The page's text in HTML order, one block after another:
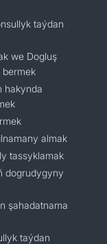
taýdan
we Dogluş
hakynda
almak
tassyklamak
dogrudygyny
şahadatnama
taýdan